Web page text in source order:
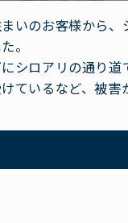
いのお客様から、
。
シロアリの通り道
ているなど、被